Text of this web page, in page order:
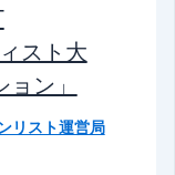
スト大
ン」
リスト運営局